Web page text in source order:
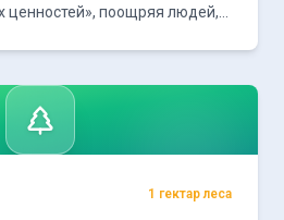
ценностей», поощряя людей,
1 гектар леса